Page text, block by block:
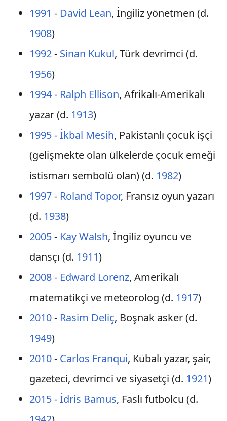
1991 - David Lean, İngiliz yönetmen (d.
1908)
1992- Sinan Kukul, Türk devrimci (d.
1956)
1994- Ralph Ellison, Afrikalı-Amerikalı
yazar (d. 1913)
1995-İkbal Mesih, Pakistanlı çocuk işçi
(gelişmekte olan ülkelerde çocuk emeği
istismarı sembolü olan) (d. 1982)
1997- Roland Topor, Fransız oyun yazarı
(d. 1938)
2005- Kay Walsh, İngiliz oyuncu ve
dansçı (d. 1911)
2008- Edward Lorenz, Amerikalı
matematikçi ve meteorolog (d. 1917)
2010- Rasim Deliç, Boşnak asker (d.
1949)
2010- Carlos Franqui, Kübalı yazar, şair,
gazeteci, devrimci ve siyasetçi (d. 1921)
2015-İdris Bamus, Faslı futbolcu (d.